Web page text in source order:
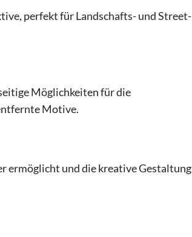
perfekt für Landschafts- und Street-
Möglichkeiten für die
Motive.
ermöglicht und die kreative Gestaltung